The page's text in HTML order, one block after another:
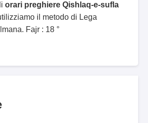
orari preghiere Qishlaq-e-sufla
il metodo di Lega
Fajr : 18 °